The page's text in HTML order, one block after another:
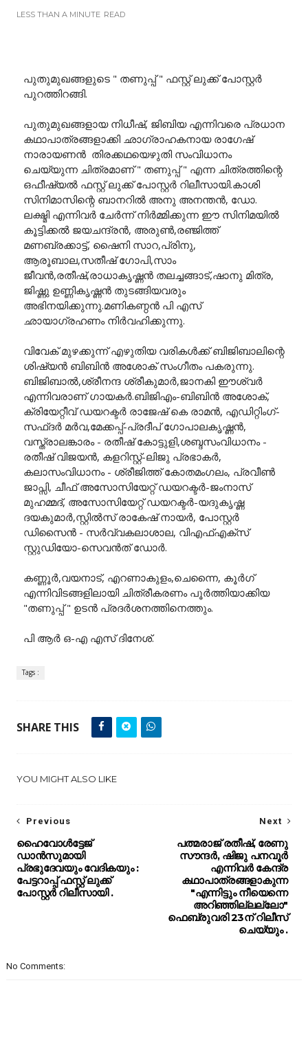
LESS THAN A MINUTE READ
പുതുമുഖങ്ങളുടെ " തണുപ്പ് " ഫസ്റ്റ് ലുക്ക് പോസ്റ്റർ
പുറത്തിറങ്ങി.
പുതുമുഖങ്ങളായ നിധീഷ്, ജിബിയ എന്നിവരെ പ്രധാന
കഥാപാത്രങ്ങളാക്കി ഛാഗ്രാഹകനായ രാഗേഷ്
നാരായണൻ തിരക്കഥയെഴുതി സംവിധാനം
ചെയ്യുന്ന ചിത്രമാണ് " തണുപ്പ് " എന്ന ചിത്രത്തിന്റെ
ഒഫീഷ്യൽ ഫസ്റ്റ് ലുക്ക് പോസ്റ്റർ റിലീസായി.കാശി
സിനിമാസിന്റെ ബാനറിൽ അനു അനന്തൻ, ഡോ.
ലക്ഷ്മി എന്നിവർ ചേർന്ന് നിർമ്മിക്കുന്ന ഈ സിനിമയിൽ
കൂട്ടിക്കൽ ജയചന്ദ്രൻ, അരുൺ,രഞ്ജിത്ത്
മണബ്രക്കാട്ട്, ഷൈനി സാറ,പ്രിനു,
ആരൂബാല,സതീഷ് ഗോപി,സാം
ജീവൻ,രതീഷ്,രാധാകൃഷ്ണൻ തലച്ചങ്ങാട്,ഷാനു മിത്ര,
ജിഷ്ണു ഉണ്ണികൃഷ്ണൻ തുടങ്ങിയവരും
അഭിനയിക്കുന്നു.മണികണ്ഠൻ പി എസ്
ഛായാഗ്രഹണം നിർവഹിക്കുന്നു.
വിവേക് മുഴക്കുന്ന് എഴുതിയ വരികൾക്ക് ബിജിബാലിന്റെ
ശിഷ്യൻ ബിബിൻ അശോക് സംഗീതം പകരുന്നു.
ബിജിബാൽ,ശ്രീനന്ദ ശ്രീകുമാർ,ജാനകി ഈശ്വർ
എന്നിവരാണ് ഗായകർ.ബിജിഎം-ബിബിൻ അശോക്,
ക്രിയേറ്റീവ് ഡയറക്ടർ രാജേഷ് കെ രാമൻ, എഡിറ്റിംഗ്-
സഫ്ദർ മർവ,മേക്കപ്പ്-പ്രദീപ് ഗോപാലകൃഷ്ണൻ,
വസ്ത്രാലങ്കാരം - രതീഷ് കോട്ടുളി,ശബ്ദസംവിധാനം -
രതീഷ് വിജയൻ, കളറിസ്റ്റ്-ലിജു പ്രഭാകർ,
കലാസംവിധാനം - ശ്രീജിത്ത് കോതമംഗലം, പ്രവീൺ
ജാപ്സി, ചീഫ് അസോസിയേറ്റ് ഡയറക്ടർ-ജംനാസ്
മുഹമ്മദ്, അസോസിയേറ്റ് ഡയറക്ടർ-യദുകൃഷ്ണ
ദയകുമാർ,സ്റ്റിൽസ് രാകേഷ് നായർ, പോസ്റ്റർ
ഡിസൈൻ - സർവ്വകലാശാല, വിഎഫ്എക്സ്
സ്റ്റുഡിയോ-സെവൻത് ഡോർ.
കണ്ണൂർ,വയനാട്, എറണാകുളം,ചെന്നൈ, കൂർഗ്
എന്നിവിടങ്ങളിലായി ചിത്രീകരണം പൂർത്തിയാക്കിയ
"തണുപ്പ് " ഉടൻ പ്രദർശനത്തിനെത്തും.
പി ആർ ഒ-എ എസ് ദിനേശ്.
Tags :
SHARE THIS
YOU MIGHT ALSO LIKE
Next
പത്മരാജ് രതീഷ്, രേണു
സൗന്ദർ, ഷിജു പനവൂർ
എന്നിവർ കേന്ദ്ര
കഥാപാത്രങ്ങളാകുന്ന
"എന്നിട്ടും നീയെന്നെ
അറിഞ്ഞില്ലല്ലോ"
ഫെബ്രുവരി 23ന് റിലീസ്
ചെയ്യും .
Previous
ഹൈവോൾട്ടേജ്
ഡാൻസുമായി
പ്രഭുദേവയും വേദികയും :
പേട്ടറാപ്പ് ഫസ്റ്റ് ലുക്ക്
പോസ്റ്റർ റിലീസായി .
No Comments: